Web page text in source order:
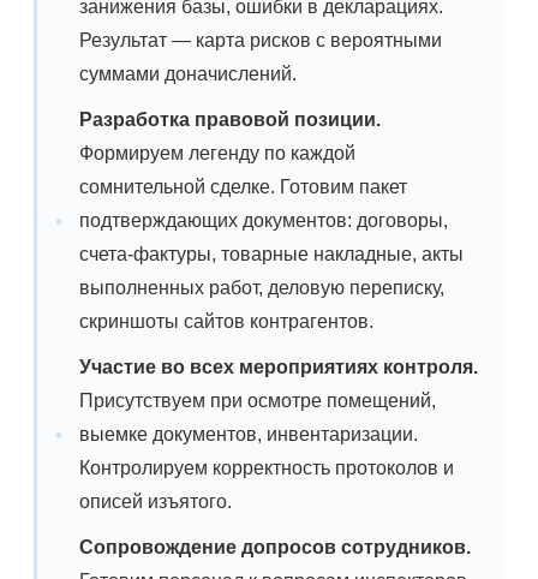
занижения базы, ошибки в декларациях.
Результат — карта рисков с вероятными
суммами доначислений.
Разработка правовой позиции.
Формируем легенду по каждой
сомнительной сделке. Готовим пакет
подтверждающих документов: договоры,
счета-фактуры, товарные накладные, акты
выполненных работ, деловую переписку,
скриншоты сайтов контрагентов.
Участие во всех мероприятиях контроля.
Присутствуем при осмотре помещений,
выемке документов, инвентаризации.
Контролируем корректность протоколов и
описей изъятого.
Сопровождение допросов сотрудников.